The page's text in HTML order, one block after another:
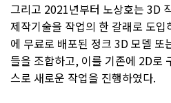
그리고 2021년부터 노상호는 3D
제작기술을 작업의 한 갈래로 도
에 무료로 배포된 정크 3D 모델 또
들을 조합하고, 이를 기존에 2D로
스로 새로운 작업을 진행하였다.